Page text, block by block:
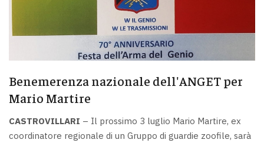
Benemerenza nazionale dell'ANGET per
Mario Martire
CASTROVILLARI – Il prossimo 3 luglio Mario Martire, ex
coordinatore regionale di un Gruppo di guardie zoofile, sarà